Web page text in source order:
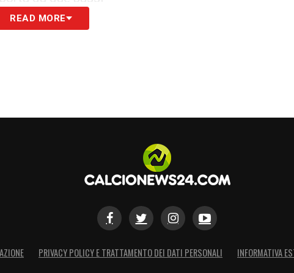
un tiro di sinistro che termina abbondantemente
sulla sinistra e conquista un calcio d’angolo per i
destra mette in mezzo un cross basso
che anticipa il tap-in di Vlahovic
READ MORE
PRIVACY POLICY E TRATTAMENTO DEI DATI PERSONALI INFORMATIVA